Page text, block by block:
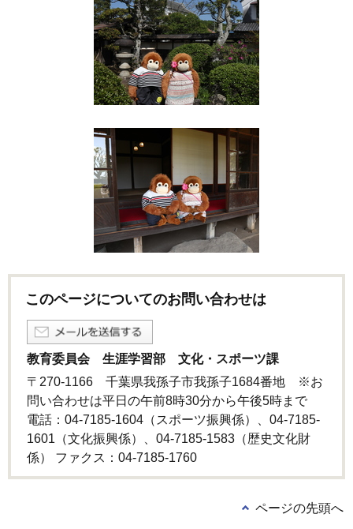
このページについてのお問い合わせは
教育委員会 生涯学習部 文化・スポーツ課
〒270-1166 千葉県我孫子市我孫子1684番地 ※お
問い合わせは平日の午前8時30分から午後5時まで
電話：04-7185-1604（スポーツ振興係）、04-7185-
1601（文化振興係）、04-7185-1583（歴史文化財
係） ファクス：04-7185-1760
ページの先頭へ